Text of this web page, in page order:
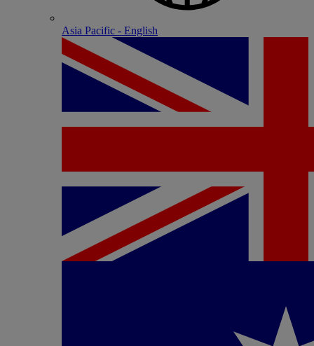
Asia Pacific - English